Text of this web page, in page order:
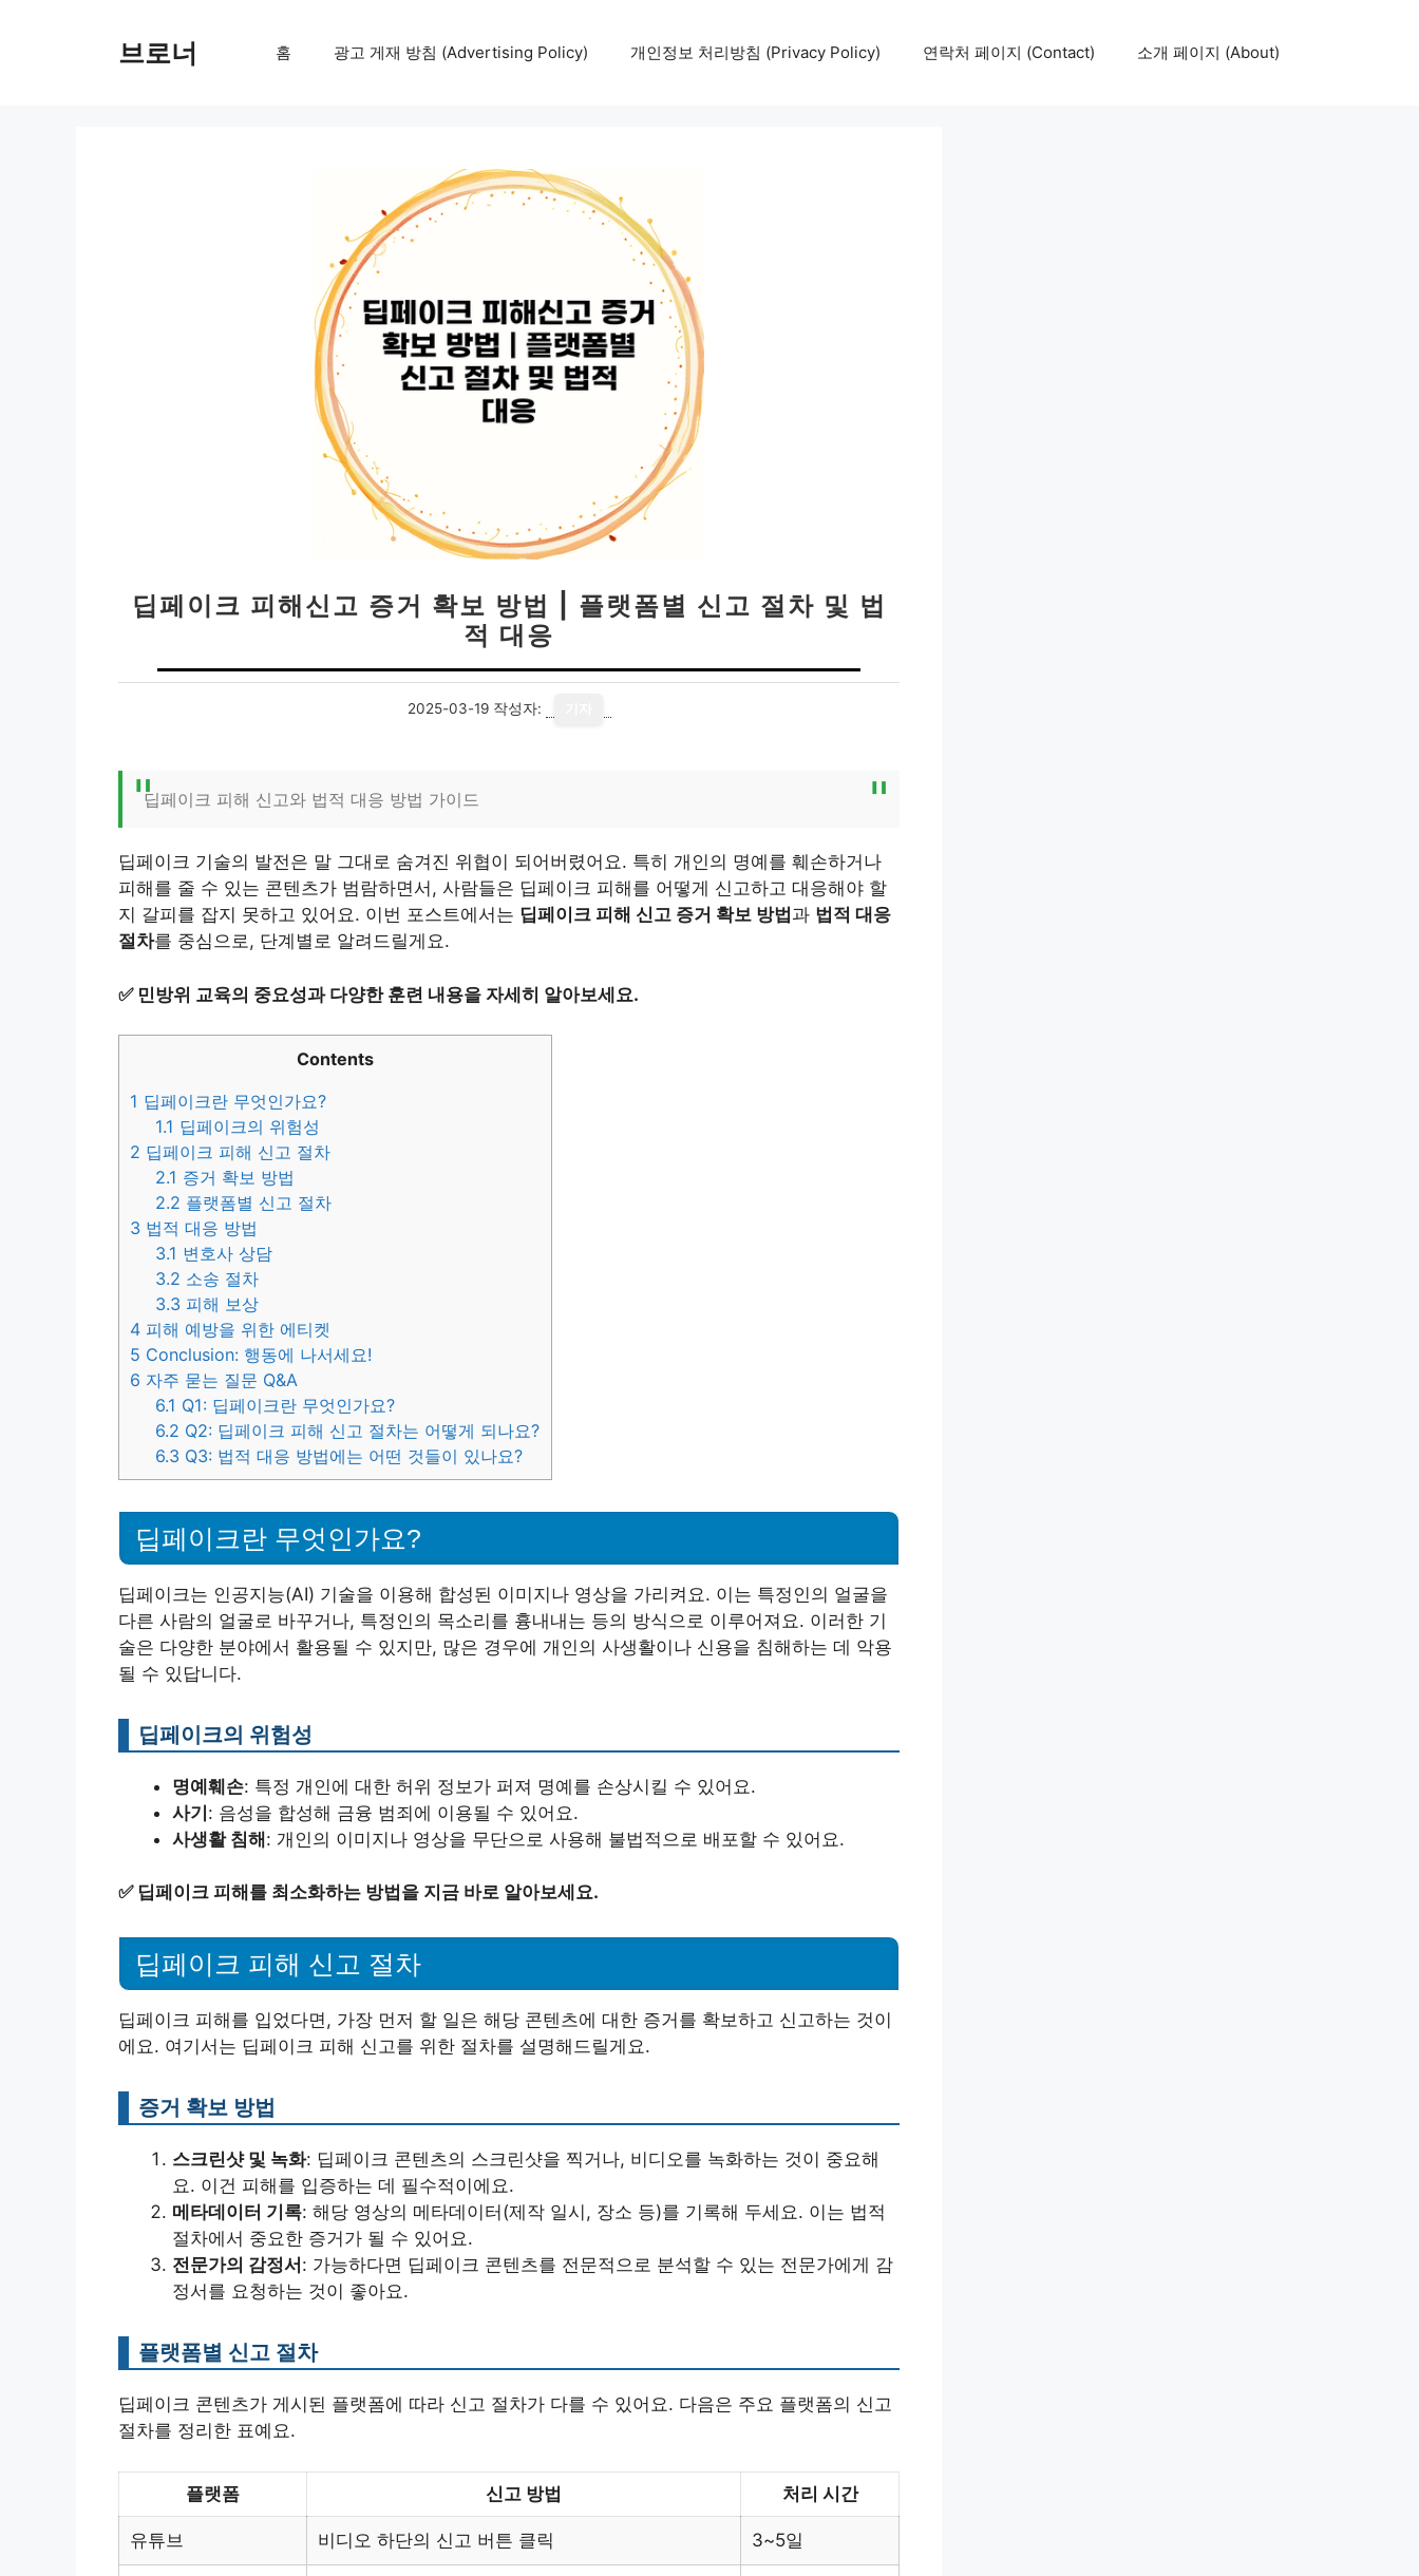
브로너 홈 광고 게재 방침 (Advertising Policy) 개인정보 처리방침 (Privacy Policy) 연락처 페이지 (Contact) 소개 페이지 (About)
딥페이크 피해신고 증거 확보 방법 | 플랫폼별 신고 절차 및 법
적 대응
2025-03-19 작성자:
딥페이크 피해 신고와 법적 대응 방법 가이드
딥페이크 기술의 발전은 말 그대로 숨겨진 위협이 되어버렸어요. 특히 개인의 명예를 훼손하거나
피해를 줄 수 있는 콘텐츠가 범람하면서, 사람들은 딥페이크 피해를 어떻게 신고하고 대응해야 할
지 갈피를 잡지 못하고 있어요. 이번 포스트에서는 딥페이크 피해 신고 증거 확보 방법 과 법적 대응
절차를 중심으로, 단계별로 알려드릴게요.
✅ 민방위 교육의 중요성과 다양한 훈련 내용을 자세히 알아보세요.
Contents
1 딥페이크란 무엇인가요?
1.1 딥페이크의 위험성
2 딥페이크 피해 신고 절차
2.1 증거 확보 방법
2.2 플랫폼별 신고 절차
3 법적 대응 방법
3.1 변호사 상담
3.2 소송 절차
3.3 피해 보상
4 피해 예방을 위한 에티켓
5 Conclusion: 행동에 나서세요!
6 자주 묻는 질문 Q&A
6.1 Q1: 딥페이크란 무엇인가요?
6.2 Q2: 딥페이크 피해 신고 절차는 어떻게 되나요?
6.3 Q3: 법적 대응 방법에는 어떤 것들이 있나요?
딥페이크란 무엇인가요?
딥페이크는 인공지능(AI) 기술을 이용해 합성된 이미지나 영상을 가리켜요. 이는 특정인의 얼굴을
다른 사람의 얼굴로 바꾸거나, 특정인의 목소리를 흉내내는 등의 방식으로 이루어져요. 이러한 기
술은 다양한 분야에서 활용될 수 있지만, 많은 경우에 개인의 사생활이나 신용을 침해하는 데 악용
될 수 있답니다.
딥페이크의 위험성
명예훼손: 특정 개인에 대한 허위 정보가 퍼져 명예를 손상시킬 수 있어요.
사기: 음성을 합성해 금융 범죄에 이용될 수 있어요.
사생활 침해: 개인의 이미지나 영상을 무단으로 사용해 불법적으로 배포할 수 있어요.
✅ 딥페이크 피해를 최소화하는 방법을 지금 바로 알아보세요.
딥페이크 피해 신고 절차
딥페이크 피해를 입었다면, 가장 먼저 할 일은 해당 콘텐츠에 대한 증거를 확보하고 신고하는 것이
에요. 여기서는 딥페이크 피해 신고를 위한 절차를 설명해드릴게요.
증거 확보 방법
스크린샷 및 녹화: 딥페이크 콘텐츠의 스크린샷을 찍거나, 비디오를 녹화하는 것이 중요해
요. 이건 피해를 입증하는 데 필수적이에요.
메타데이터 기록: 해당 영상의 메타데이터(제작 일시, 장소 등)를 기록해 두세요. 이는 법적
절차에서 중요한 증거가 될 수 있어요.
전문가의 감정서 : 가능하다면 딥페이크 콘텐츠를 전문적으로 분석할 수 있는 전문가에게 감
정서를 요청하는 것이 좋아요.
플랫폼별 신고 절차
딥페이크 콘텐츠가 게시된 플랫폼에 따라 신고 절차가 다를 수 있어요. 다음은 주요 플랫폼의 신고
절차를 정리한 표예요.
플랫폼 신고 방법 처리 시간
유튜브 비디오 하단의 신고 버튼 클릭 3~5일